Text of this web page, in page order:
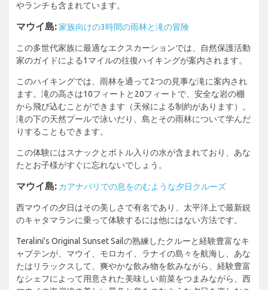
やランチも含まれています。
マウイ島:家族向けの3時間の雨林と滝の冒険
この多世代家族に最適なエクスカーションでは、自然保護活動
家のガイドによる1マイルの往復ハイキングが案内されます。
このハイキングでは、雨林を通って2つの見事な滝に案内され
ます。滝の高さは10フィートと20フィートで、安全な岩の棚
から飛び込むことができます（天候による制約があります）。
滝の下の天然プールで泳いだり、島とその雨林について学んだ
りすることもできます。
この体験にはスナックとボトル入りの水が含まれており、あな
たとお子様がすぐに忘れないでしょう。
マウイ島: カアナパリでの息をのむような夕日クルーズ
西マウイの夕日はその美しさで有名であり、太平洋上で最新鋭
のキャタマランに乗って体験するには他にはない方法です。
Teralini's Original Sunset Sailの熟練したクルーと経験豊富なキ
ャプテンが、マウイ、モロカイ、ラナイの島々を航海し、あな
たはリラックスして、爽やかな飲み物を飲みながら、経験豊富
なシェフによって用意された美味しい前菜をつまみながら、西